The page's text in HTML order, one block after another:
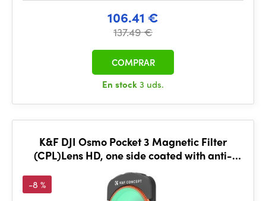
106.41 €
137.49 €
En stock3 uds.
COMPRAR
K&F DJI Osmo Pocket 3 Magnetic Filter
(CPL)Lens HD, one side coated with anti-
reflection green film
-8 %